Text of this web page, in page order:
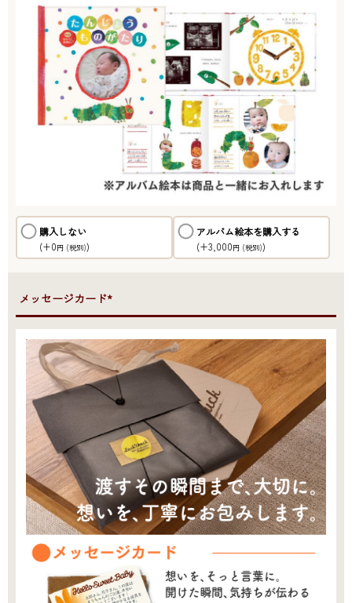
購入しない
(+0円 (税別))
アルバム絵本を購入する
(+3,000円 (税別))
●メッセージカード*